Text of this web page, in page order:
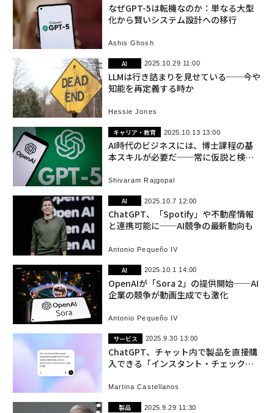
なぜGPT-5は転機なのか：単なる大型
化から賢いシステム設計への移行
Ashis Ghosh
AI 2025.10.29 11:00
LLMは行き詰まりを見せている──今や
知能を再定義する時か
Hessie Jones
キャリア・教育 2025.10.13 13:00
AI時代のビジネスには、博士課程の基
本スキルが必要だ──常に仮説と検証
Shivaram Rajgopal
AI 2025.10.7 12:00
ChatGPT、「Spotify」や不動産情報
と連携可能に──AI競争の最新動向も
Antonio Pequeño IV
AI 2025.10.1 14:00
OpenAIが「Sora 2」の提供開始──AI
企業の競争が動画生成でも激化
Antonio Pequeño IV
サービス 2025.9.30 13:00
ChatGPT、チャット内で製品を直接購
入できる「インスタント・チェックア
Martina Castellanos
製品 2025.9.29 11:30